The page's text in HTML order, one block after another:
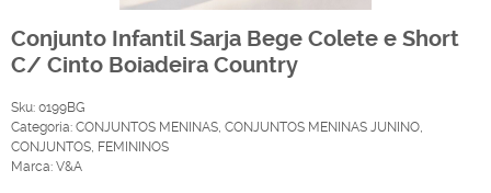
Conjunto Infantil Sarja Bege Colete e Short
C/ Cinto Boiadeira Country
Sku: 0199BG
Categoria: CONJUNTOS MENINAS, CONJUNTOS MENINAS JUNINO,
CONJUNTOS, FEMININOS
Marca: V&A